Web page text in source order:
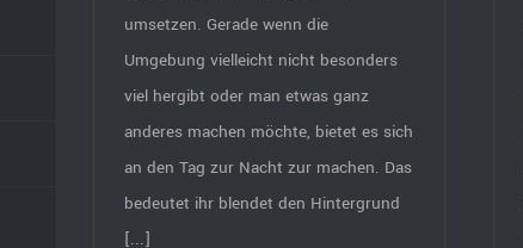
umsetzen. Gerade wenn die
Umgebung vielleicht nicht besonders
viel hergibt oder man etwas ganz
anderes machen möchte, bietet es sich
an den Tag zur Nacht zur machen. Das
bedeutet ihr blendet den Hintergrund
[...]